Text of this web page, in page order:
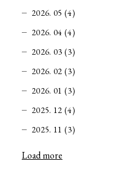
2026. 05 (4)
2026. 04 (4)
2026. 03 (3)
2026. 02 (3)
2026. 01 (3)
2025. 12 (4)
2025. 11 (3)
Load more